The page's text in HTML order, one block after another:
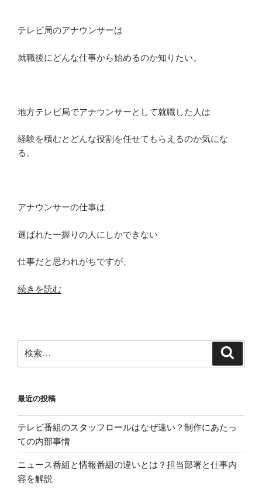
を
説”
テレビ局のアナウンサーは
就職後にどんな仕事から始めるのか知りたい。
地方テレビ局でアナウンサーとして就職した人は
経験を積むとどんな役割を任せてもらえるのか気にな
る。
アナウンサーの仕事は
選ばれた一握りの人にしかできない
仕事だと思われがちですが、
“テ
ア
ナ
サ
ー
の
就
職
後
は？
続きを読む
索:
最近の投稿
テレビ番組のスタッフロールはなぜ速い？制作にあたっ
ての内部事情
ニュース番組と情報番組の違いとは？担当部署と仕事内
容を解説